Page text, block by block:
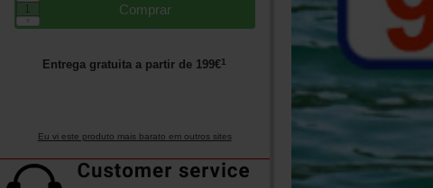
Comprar
Entrega gratuita a partir de 199€1
Eu vi este produto mais barato em outros sites